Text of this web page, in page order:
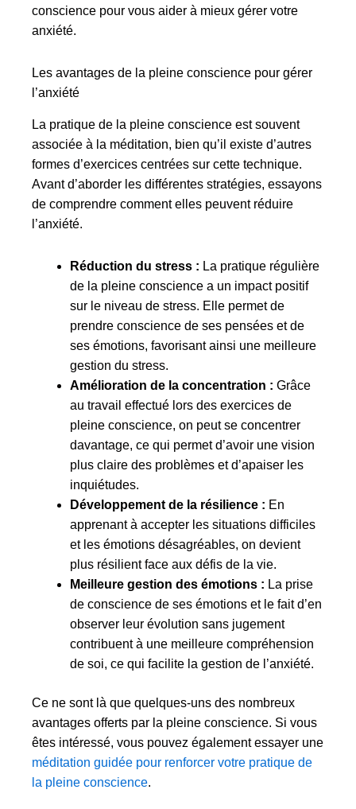
conscience pour vous aider à mieux gérer votre
anxiété.
Les avantages de la pleine conscience pour gérer
l’anxiété
La pratique de la pleine conscience est souvent
associée à la méditation, bien qu’il existe d’autres
formes d’exercices centrées sur cette technique.
Avant d’aborder les différentes stratégies, essayons
de comprendre comment elles peuvent réduire
l’anxiété.
Réduction du stress : La pratique régulière
de la pleine conscience a un impact positif
sur le niveau de stress. Elle permet de
prendre conscience de ses pensées et de
ses émotions, favorisant ainsi une meilleure
gestion du stress.
Amélioration de la concentration : Grâce
au travail effectué lors des exercices de
pleine conscience, on peut se concentrer
davantage, ce qui permet d’avoir une vision
plus claire des problèmes et d’apaiser les
inquiétudes.
Développement de la résilience : En
apprenant à accepter les situations difficiles
et les émotions désagréables, on devient
plus résilient face aux défis de la vie.
Meilleure gestion des émotions : La prise
de conscience de ses émotions et le fait d’en
observer leur évolution sans jugement
contribuent à une meilleure compréhension
de soi, ce qui facilite la gestion de l’anxiété.
Ce ne sont là que quelques-uns des nombreux
avantages offerts par la pleine conscience. Si vous
êtes intéressé, vous pouvez également essayer une
méditation guidée pour renforcer votre pratique de
la pleine conscience.